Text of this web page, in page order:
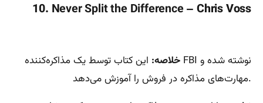
10. Never Split the Difference– Chris Voss
خلاصه: این کتاب توسط یک مذاکره‌کننده FBI نوشته شده و
مهارت‌های مذاکره در فروش را آموزش می‌دهد.